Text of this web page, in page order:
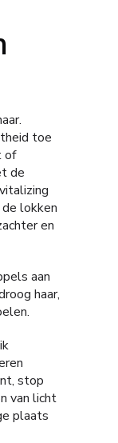
toe
of
de
lokken
en
aan
haar,
stop
van licht
plaats